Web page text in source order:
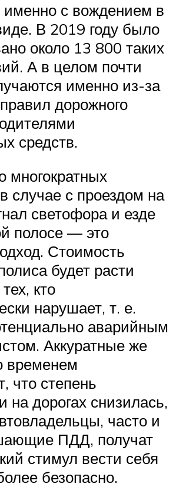
с вождением в
В 2019 году было
около 13 800 таких
А в целом почти
именно из-за
дорожного
средств.
многократных
случае с проездом на
светофора и езде
полосе — это
Стоимость
будет расти
кто
нарушает, т. е.
аварийным
Аккуратные же
временем
что степень
на дорогах снизилась,
часто и
ПДД, получат
стимул вести себя
безопасно.